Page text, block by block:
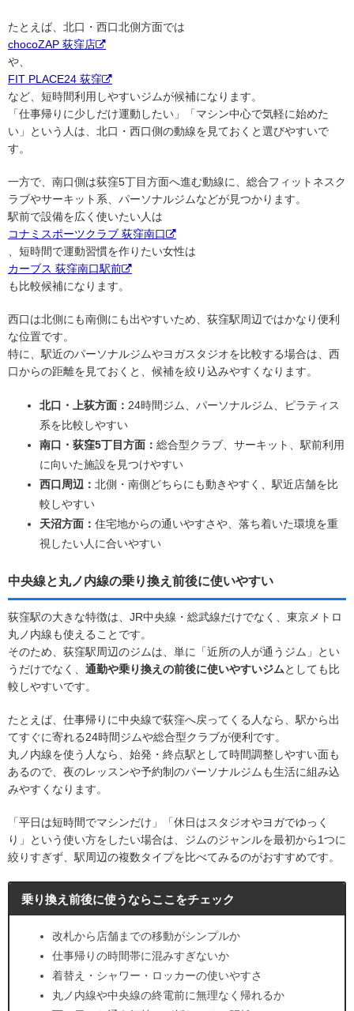
たとえば、北口・西口北側方面では
chocoZAP 荻窪店
や、
FIT PLACE24 荻窪
など、短時間利用しやすいジムが候補になります。
「仕事帰りに少しだけ運動したい」「マシン中心で気軽に始めた
い」という人は、北口・西口側の動線を見ておくと選びやすいで
す。
一方で、南口側は荻窪5丁目方面へ進む動線に、総合フィットネスク
ラブやサーキット系、パーソナルジムなどが見つかります。
駅前で設備を広く使いたい人は
コナミスポーツクラブ 荻窪南口
、短時間で運動習慣を作りたい女性は
カーブス 荻窪南口駅前
も比較候補になります。
西口は北側にも南側にも出やすいため、荻窪駅周辺ではかなり便利
な位置です。
特に、駅近のパーソナルジムやヨガスタジオを比較する場合は、西
口からの距離を見ておくと、候補を絞り込みやすくなります。
北口・上荻方面： 24時間ジム、パーソナルジム、ピラティス
系を比較しやすい
南口・荻窪5丁目方面： 総合型クラブ、サーキット、駅前利用
に向いた施設を見つけやすい
西口周辺： 北側・南側どちらにも動きやすく、駅近店舗を比
較しやすい
天沼方面： 住宅地からの通いやすさや、落ち着いた環境を重
視したい人に合いやすい
中央線と丸ノ内線の乗り換え前後に使いやすい
荻窪駅の大きな特徴は、JR中央線・総武線だけでなく、東京メトロ
丸ノ内線も使えることです。
そのため、荻窪駅周辺のジムは、単に「近所の人が通うジム」とい
うだけでなく、 通勤や乗り換えの前後に使いやすいジムとしても比
較しやすいです。
たとえば、仕事帰りに中央線で荻窪へ戻ってくる人なら、駅から出
てすぐに寄れる24時間ジムや総合型クラブが便利です。
丸ノ内線を使う人なら、始発・終点駅として時間調整しやすい面も
あるので、夜のレッスンや予約制のパーソナルジムも生活に組み込
みやすくなります。
「平日は短時間でマシンだけ」「休日はスタジオやヨガでゆっく
り」という使い方をしたい場合は、ジムのジャンルを最初から1つに
絞りすぎず、駅周辺の複数タイプを比べてみるのがおすすめです。
乗り換え前後に使うならここをチェック
改札から店舗までの移動がシンプルか
仕事帰りの時間帯に混みすぎないか
着替え・シャワー・ロッカーの使いやすさ
丸ノ内線や中央線の終電前に無理なく帰れるか